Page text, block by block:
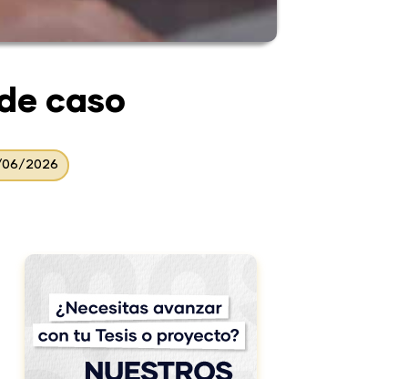
caso
06/2026